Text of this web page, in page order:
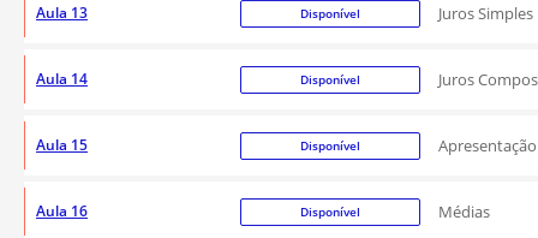
Aula 13 Disponível Juros Simples
Aula 14 Disponível Juros
Aula 15 Disponível
Aula 16 Disponível Médias